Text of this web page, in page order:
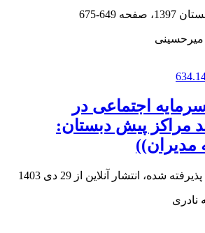
649-675
میرحسینی
اجتماعی در
مراکز پیش دبستان:
مدیران))
شده، انتشار آنلاین از 29 دی 1403
نادری